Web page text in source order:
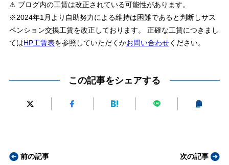
⚠ ブログ内の工賃は改正されている可能性があります。
※2024年1月より自助努力による維持は困難であると判断しサス
ペンション交換工賃を改正しております。 正確な工賃につきまし
てはHP工賃表を参照していただくかお問い合わせください。
この記事をシェアする
前の記事 次の記事